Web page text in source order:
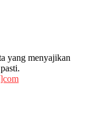
yang menyajikan